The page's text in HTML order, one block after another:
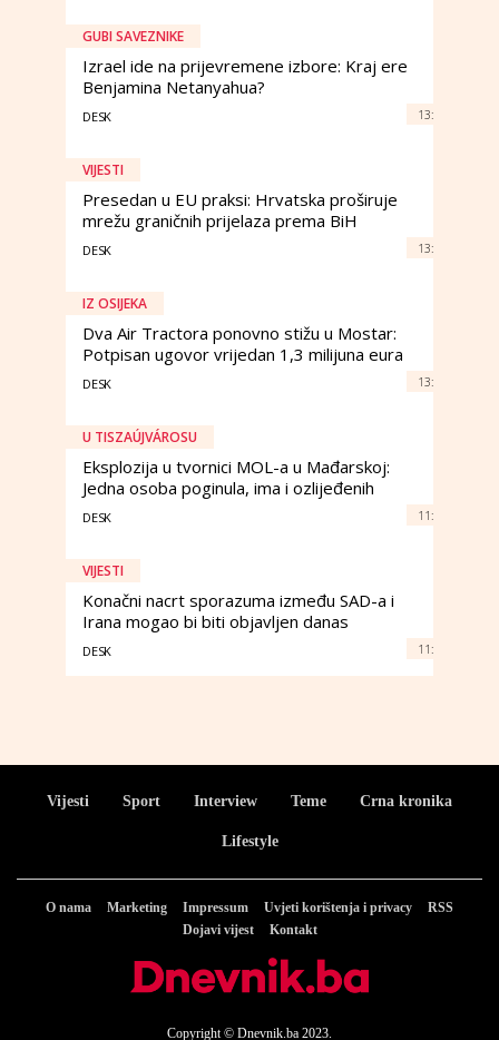
GUBI SAVEZNIKE
Izrael ide na prijevremene izbore: Kraj ere
Benjamina Netanyahua?
DESK 13:
VIJESTI
Presedan u EU praksi: Hrvatska proširuje
mrežu graničnih prijelaza prema BiH
DESK 13:
IZ OSIJEKA
Dva Air Tractora ponovno stižu u Mostar:
Potpisan ugovor vrijedan 1,3 milijuna eura
DESK 13:
U TISZAÚJVÁROSU
Eksplozija u tvornici MOL-a u Mađarskoj:
Jedna osoba poginula, ima i ozlijeđenih
DESK 11:
VIJESTI
Konačni nacrt sporazuma između SAD-a i
Irana mogao bi biti objavljen danas
DESK 11:
Vijesti Sport Interview Teme Crna kronika
Lifestyle
O nama Marketing Impressum Uvjeti korištenja i privacy
RSS
Dojavi vijest
Kontakt
Copyright © Dnevnik.ba 2023.